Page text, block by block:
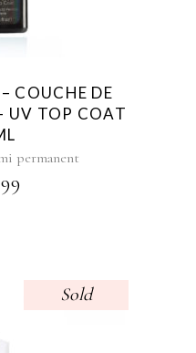
COUCHE DE
UV TOP COAT
permanent
Sold